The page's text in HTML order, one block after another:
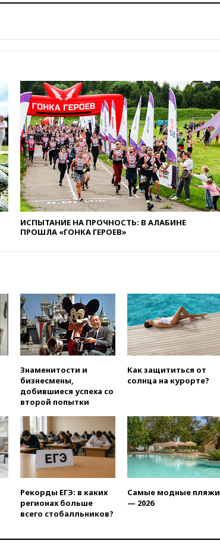
против «родильного туризма»
в США
отравившегося в детсаду
мальчика
03:00 МИД РФ: попытки Запада
рассорить Россию и Казахстан
обречены на провал
02:00Ни один водоем Англии
не соответствует нормам
химической безопасности
01:00Трамп: США сами
нуждаются в дальнобойных
ракетах и системах Patriot
00:01Трамп заявил о
нежелательной организацией
вчера, 23:15В Смоленске
ребенок и женщина погибли
при падении деревьев во
время урагана
вчера, 22:55 В Москве в
пятницу ожидаются ливни
вчера, 22:35
до 2032 года
вчера, 22:28Отказаться от
российского гражданства
станет значительно дороже
вчера, 22:20Путин назвал 76-ю
штурмовую дивизию
легендарной
доклад о ситуации на
ИСПЫТАНИЕ НА ПРОЧНОСТЬ: В АЛАБИНЕ
ПРОШЛА «ГОНКА ГЕРОЕВ»
Знаменитости и
бизнесмены,
добившиеся успеха со
второй попытки
Как защититься от
солнца на курорте?
Рекорды ЕГЭ: в каких
регионах больше
всего стобалльников?
Самые модные пляжи
— 2026